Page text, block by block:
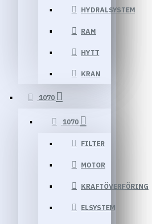
HYDRALSYSTEM
RAM
HYTT
KRAN
1070
1070
FILTER
MOTOR
KRAFTÖVERFÖRING
ELSYSTEM